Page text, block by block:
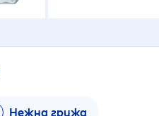
Нежна грижа